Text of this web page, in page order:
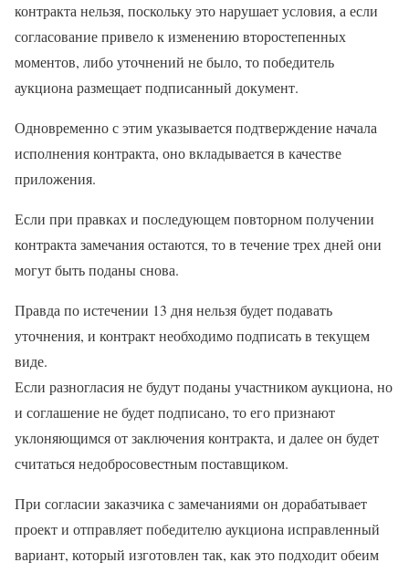
контракта нельзя, поскольку это нарушает условия, а если
согласование привело к изменению второстепенных
моментов, либо уточнений не было, то победитель
аукциона размещает подписанный документ.
Одновременно с этим указывается подтверждение начала
исполнения контракта, оно вкладывается в качестве
приложения.
Если при правках и последующем повторном получении
контракта замечания остаются, то в течение трех дней они
могут быть поданы снова.
Правда по истечении 13 дня нельзя будет подавать
уточнения, и контракт необходимо подписать в текущем
виде.
Если разногласия не будут поданы участником аукциона, но
и соглашение не будет подписано, то его признают
уклоняющимся от заключения контракта, и далее он будет
считаться недобросовестным поставщиком.
При согласии заказчика с замечаниями он дорабатывает
проект и отправляет победителю аукциона исправленный
вариант, который изготовлен так, как это подходит обеим